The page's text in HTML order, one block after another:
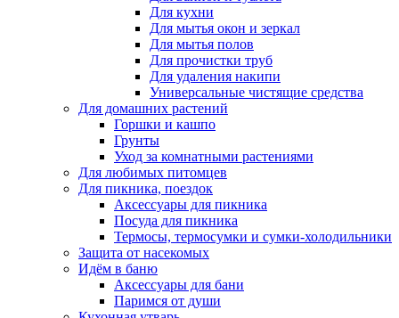
Для кухни
Для мытья окон и зеркал
Для мытья полов
Для прочистки труб
Для удаления накипи
Универсальные чистящие средства
Для домашних растений
Горшки и кашпо
Грунты
Уход за комнатными растениями
Для любимых питомцев
Для пикника, поездок
Аксессуары для пикника
Посуда для пикника
Термосы, термосумки и сумки-холодильники
Защита от насекомых
Идём в баню
Аксессуары для бани
Паримся от души